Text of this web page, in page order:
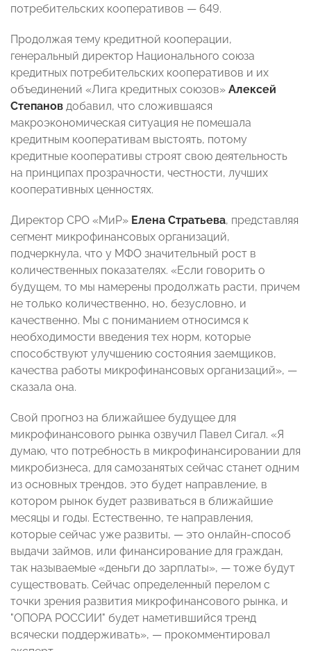
потребительских кооперативов — 649.
Продолжая тему кредитной кооперации,
генеральный директор Национального союза
кредитных потребительских кооперативов и их
объединений «Лига кредитных союзов» Алексей
Степанов добавил, что сложившаяся
макроэкономическая ситуация не помешала
кредитным кооперативам выстоять, потому
кредитные кооперативы строят свою деятельность
на принципах прозрачности, честности, лучших
кооперативных ценностях.
Директор СРО «МиР» Елена Стратьева, представляя
сегмент микрофинансовых организаций,
подчеркнула, что у МФО значительный рост в
количественных показателях. «Если говорить о
будущем, то мы намерены продолжать расти, причем
не только количественно, но, безусловно, и
качественно. Мы с пониманием относимся к
необходимости введения тех норм, которые
способствуют улучшению состояния заемщиков,
качества работы микрофинансовых организаций», —
сказала она.
Свой прогноз на ближайшее будущее для
микрофинансового рынка озвучил Павел Сигал. «Я
думаю, что потребность в микрофинансировании для
микробизнеса, для самозанятых сейчас станет одним
из основных трендов, это будет направление, в
котором рынок будет развиваться в ближайшие
месяцы и годы. Естественно, те направления,
которые сейчас уже развиты, — это онлайн-способ
выдачи займов, или финансирование для граждан,
так называемые «деньги до зарплаты», — тоже будут
существовать. Сейчас определенный перелом с
точки зрения развития микрофинансового рынка, и
"ОПОРА РОССИИ" будет наметившийся тренд
всячески поддерживать», — прокомментировал